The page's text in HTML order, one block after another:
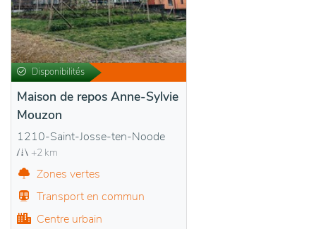
Disponibilités
Maison de repos Anne-Sylvie
Mouzon
1210-Saint-Josse-ten-Noode
+2 km
Zones vertes
Transport en commun
Centre urbain